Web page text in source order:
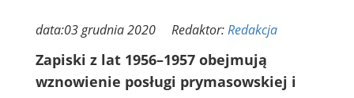
data:03 grudnia 2020 Redaktor:Redakcja
Zapiski z lat 1956–1957 obejmują
wznowienie posługi prymasowskiej i